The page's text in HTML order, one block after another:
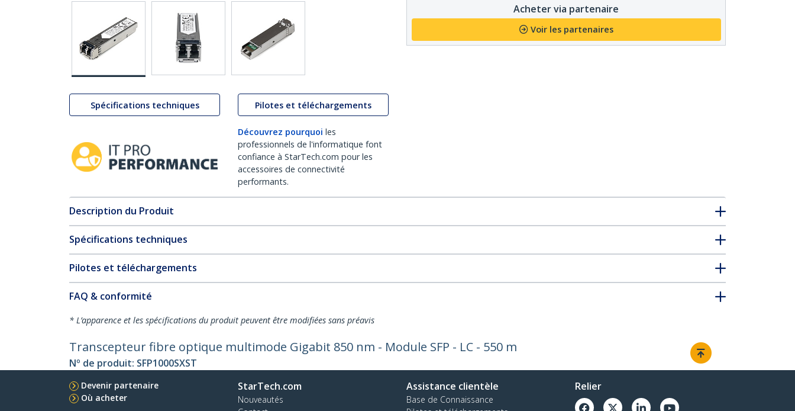
Spécifications techniques Pilotes et téléchargements
Découvrez pourquoi les
professionnels de l'informatique font
confiance à StarTech.com pour les
accessoires de connectivité
performants.
Acheter via partenaire
Voir les partenaires
Description du Produit
Spécifications techniques
Pilotes et téléchargements
FAQ & conformité
* L’apparence et les spécifications du produit peuvent être modifiées sans préavis
Transcepteur fibre optique multimode Gigabit 850 nm - Module SFP - LC - 550 m
Nº de produit: SFP1000SXST
Devenir partenaire
Où acheter
StarTech.com
Nouveautés
Assistance clientèle
Base de Connaissance
Relier